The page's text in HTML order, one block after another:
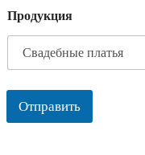
Продукция
Отправить